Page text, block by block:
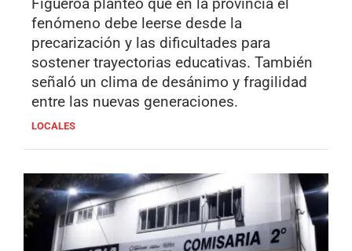
Figueroa planteó que en la provincia el
fenómeno debe leerse desde la
precarización y las dificultades para
sostener trayectorias educativas. También
señaló un clima de desánimo y fragilidad
entre las nuevas generaciones.
LOCALES